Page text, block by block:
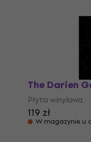
The Darien
Płyta winylowa
119 zł
W magazynie u